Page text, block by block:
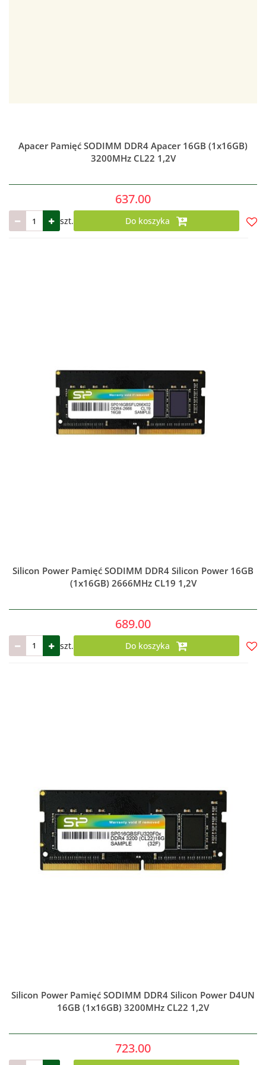
Apacer Pamięć SODIMM DDR4 Apacer 16GB (1x16GB)
3200MHz CL22 1,2V
637.00
szt. Do koszyka
Silicon Power Pamięć SODIMM DDR4 Silicon Power 16GB
(1x16GB) 2666MHz CL19 1,2V
689.00
szt. Do koszyka
Silicon Power Pamięć SODIMM DDR4 Silicon Power D4UN
16GB (1x16GB) 3200MHz CL22 1,2V
723.00